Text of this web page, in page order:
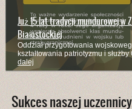
Już 15 lat tradycji mundurowej w
Białostockiej
Oddział przygotowania
kształtowania patriotyzmu i
dalej
Sukces naszej